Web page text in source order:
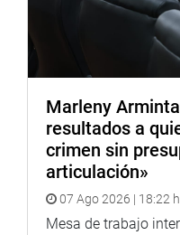
OFICINA DE
Marleny
resultados a
crimen sin
articulación»
07 Ago 2026 | 18:22 h
Mesa de trabajo